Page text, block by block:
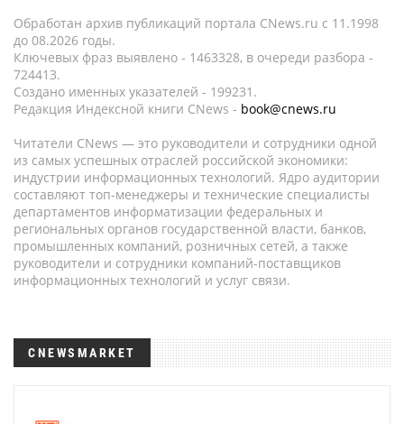
Обработан архив публикаций портала CNews.ru c 11.1998
до 08.2026 годы.
Ключевых фраз выявлено - 1463328, в очереди разбора -
724413.
Создано именных указателей - 199231.
Редакция Индексной книги CNews - book@cnews.ru
Читатели CNews — это руководители и сотрудники одной
из самых успешных отраслей российской экономики:
индустрии информационных технологий. Ядро аудитории
составляют топ-менеджеры и технические специалисты
департаментов информатизации федеральных и
региональных органов государственной власти, банков,
промышленных компаний, розничных сетей, а также
руководители и сотрудники компаний-поставщиков
информационных технологий и услуг связи.
CNEWSMARKET